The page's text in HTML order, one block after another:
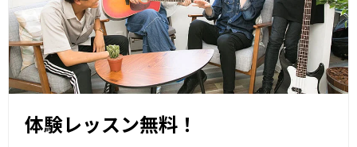
体験レッスン無料！